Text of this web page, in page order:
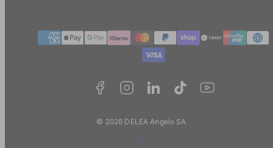
Zahlungmethoden
© 2026 DELEA Angelo SA